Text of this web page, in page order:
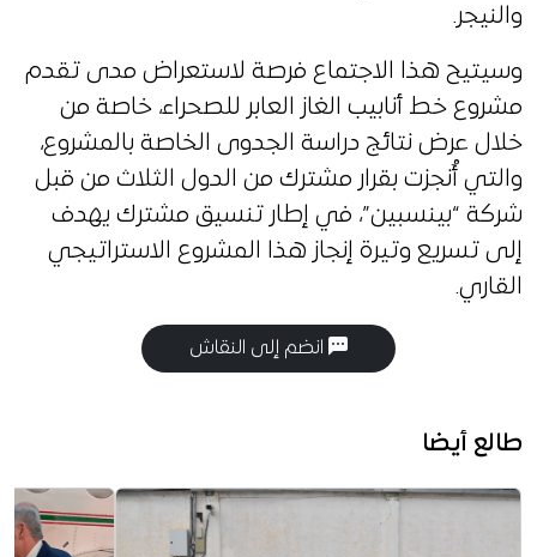
والنيجر.
وسيتيح هذا الاجتماع فرصة لاستعراض مدى تقدم
مشروع خط أنابيب الغاز العابر للصحراء، خاصة من
خلال عرض نتائج دراسة الجدوى الخاصة بالمشروع،
والتي أُنجزت بقرار مشترك من الدول الثلاث من قبل
شركة “بينسبين”، في إطار تنسيق مشترك يهدف
إلى تسريع وتيرة إنجاز هذا المشروع الاستراتيجي
القاري.
انضم إلى النقاش
طالع أيضا